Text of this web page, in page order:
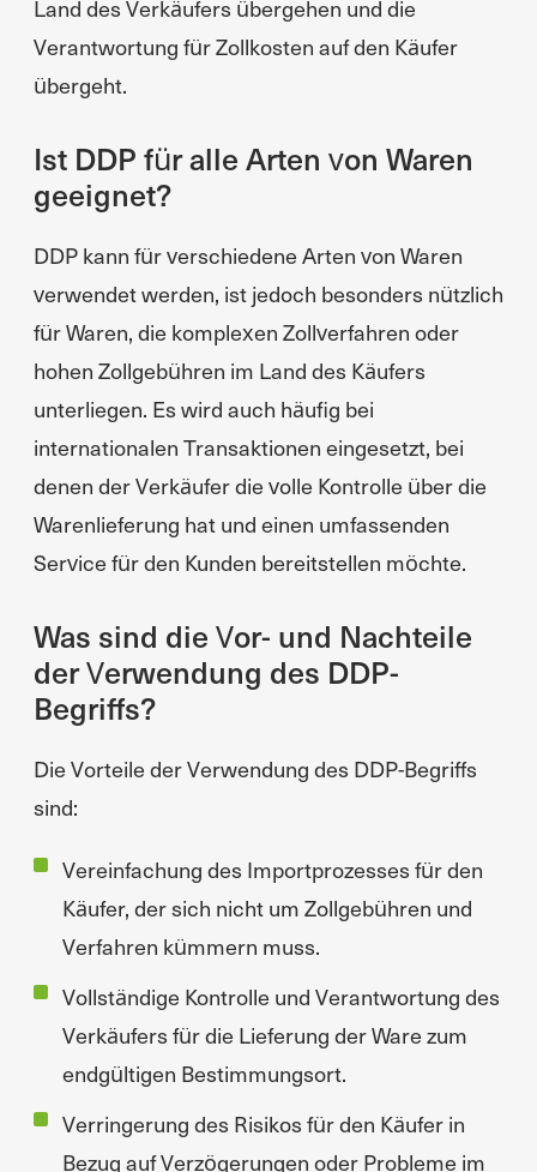
Land des Verkäufers übergehen und die
Verantwortung für Zollkosten auf den Käufer
übergeht.
Ist DDP für alle Arten von Waren
geeignet?
DDP kann für verschiedene Arten von Waren
verwendet werden, ist jedoch besonders nützlich
für Waren, die komplexen Zollverfahren oder
hohen Zollgebühren im Land des Käufers
unterliegen. Es wird auch häufig bei
internationalen Transaktionen eingesetzt, bei
denen der Verkäufer die volle Kontrolle über die
Warenlieferung hat und einen umfassenden
Service für den Kunden bereitstellen möchte.
Was sind die Vor- und Nachteile
der Verwendung des DDP-
Begriffs?
Die Vorteile der Verwendung des DDP-Begriffs
sind:
Vereinfachung des Importprozesses für den
Käufer, der sich nicht um Zollgebühren und
Verfahren kümmern muss.
Vollständige Kontrolle und Verantwortung des
Verkäufers für die Lieferung der Ware zum
endgültigen Bestimmungsort.
Verringerung des Risikos für den Käufer in
Bezug auf Verzögerungen oder Probleme im